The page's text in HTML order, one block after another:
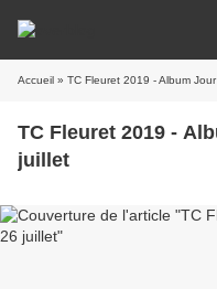
Accueil » TC Fleuret 2019 - Album
TC Fleuret 2019 -
juillet